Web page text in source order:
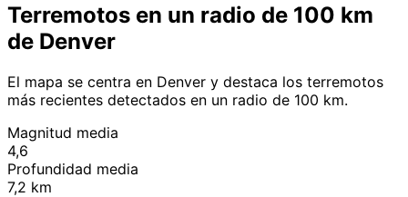
Terremotos en un radio de 100 km
de Denver
El mapa se centra en Denver y destaca los terremotos
más recientes detectados en un radio de 100 km.
Magnitud media
4,6
Profundidad media
7,2 km